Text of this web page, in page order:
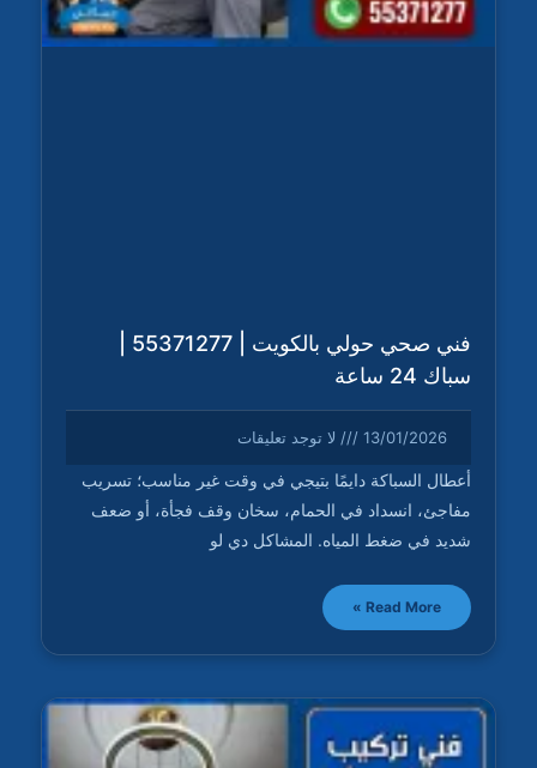
فني صحي حولي بالكويت | 55371277 |
سباك 24 ساعة
13/01/2026 لا توجد تعليقات
أعطال السباكة دايمًا بتيجي في وقت غير مناسب؛ تسريب
مفاجئ، انسداد في الحمام، سخان وقف فجأة، أو ضعف
شديد في ضغط المياه. المشاكل دي لو
Read More »